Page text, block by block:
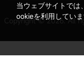
Copyright © 2026. All
当ウェブサイトでは
ookieを利用していま